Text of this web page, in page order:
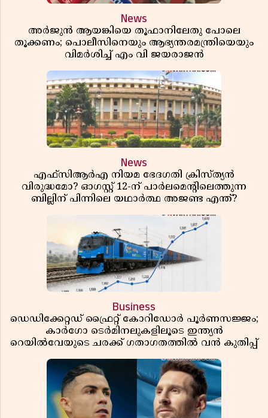
News
അർജുൻ ആയങ്കിയെ തൂഫാനിലേതു പോലെ
തൂക്കണം; പൊലീസിനെയും ആഭ്യന്തരമന്ത്രിയെയും
വിമർശിച്ച് എം വി ജയരാജൻ
News
എഫ്സിആർഎ നിയമ ഭേദഗതി ക്രിസ്ത്യൻ
വിരുദ്ധമോ? ഓഗസ്റ്റ് 12-ന് പാർലമെന്റിലെത്തുന്ന
ബില്ലിന് പിന്നിലെ യഥാർത്ഥ അജണ്ട എന്ത്?
Business
ഡെഡിക്കേറ്റഡ് ഫ്രൈറ്റ് കോറിഡോർ പൂർണസജ്ജം;
കാർഗോ ടെർമിനലുകളിലൂടെ ഇന്ത്യൻ
റെയിൽവേയുടെ ചരക്ക് ഗതാഗതത്തിൽ വൻ കുതിപ്പ്